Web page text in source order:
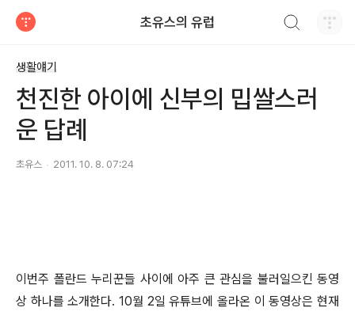
초유스의 유럽
생활얘기
천진한 아이에 신부의 밉쌀스러
운 답례
초유스 2011. 10. 8. 07:24
이번주 폴란드 누리꾼들 사이에 아주 큰 관심을 불러일으킨 동영
상 하나를 소개한다. 10월 2일 유튜브에 올라온 이 동영상은 현재